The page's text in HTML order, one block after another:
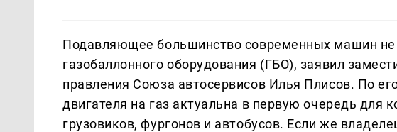
Подавляющее большинство современных машин не
газобаллонного оборудования (ГБО), заявил
правления Союза автосервисов Илья Плисов. По
двигателя на газ актуальна в первую очередь для
грузовиков, фургонов и автобусов. Если же